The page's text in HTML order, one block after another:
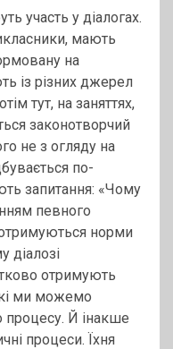
участь у діалогах.
мають
на
із різних джерел
тут, на заняттях,
законотворчий
не з огляду на
по-
запитання: «Чому
певного
норми
діалозі
отримують
ми можемо
процесу. Й інакше
процеси. Їхня